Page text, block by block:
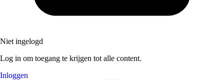
Niet ingelogd
Log in om toegang te krijgen tot alle content.
Inloggen